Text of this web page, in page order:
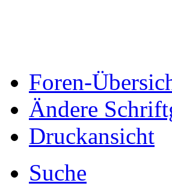
Foren-
Ändere
Druckansicht
Suche